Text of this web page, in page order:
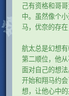
己有资格和哥
中。虽然像个
马，优奈的存在
航太总是幻想
第二顺位，他
面对自己的想
开始和翔马约
想，让他心中